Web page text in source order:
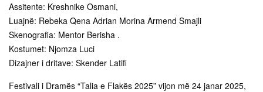
Assitente: Kreshnike Osmani,
Luajnë: Rebeka Qena Adrian Morina Armend Smajli
Skenografia: Mentor Berisha .
Kostumet: Njomza Luci
Dizajner i dritave: Skender Latifi
Festivali i Dramës “Talia e Flakës 2025” vijon më 24 janar 2025,